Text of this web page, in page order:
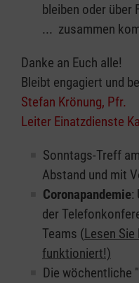
bleiben oder über
... zusammen
Danke an Euch alle!
Bleibt engagiert und
Stefan Krönung, Pfr.
Leiter Einatzdienste
Sonntags-Treff am
Abstand und mit
Coronapandemie:
der
Teams (Lesen
funktioniert!)
Die wöchentliche "